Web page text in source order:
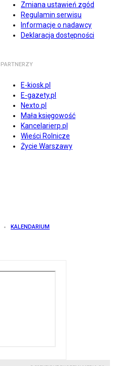
Zmiana ustawień zgód
Regulamin serwisu
Informacje o nadawcy
Deklaracja dostępności
PARTNERZY
E-kiosk.pl
E-gazety.pl
Nexto.pl
Mała księgowość
Kancelarierp.pl
Wieści Rolnicze
Życie Warszawy
KALENDARIUM